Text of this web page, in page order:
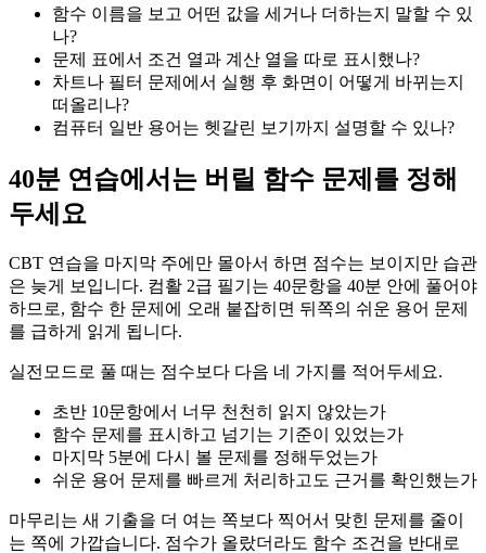
함수 이름을 보고 어떤 값을 세거나 더하는지 말할 수 있
나?
문제 표에서 조건 열과 계산 열을 따로 표시했나?
차트나 필터 문제에서 실행 후 화면이 어떻게 바뀌는지
떠올리나?
컴퓨터 일반 용어는 헷갈린 보기까지 설명할 수 있나?
40분 연습에서는 버릴 함수 문제를 정해
두세요
CBT 연습을 마지막 주에만 몰아서 하면 점수는 보이지만 습관
은 늦게 보입니다. 컴활 2급 필기는 40문항을 40분 안에 풀어야
하므로, 함수 한 문제에 오래 붙잡히면 뒤쪽의 쉬운 용어 문제
를 급하게 읽게 됩니다.
실전모드로 풀 때는 점수보다 다음 네 가지를 적어두세요.
초반 10문항에서 너무 천천히 읽지 않았는가
함수 문제를 표시하고 넘기는 기준이 있었는가
마지막 5분에 다시 볼 문제를 정해두었는가
쉬운 용어 문제를 빠르게 처리하고도 근거를 확인했는가
마무리는 새 기출을 더 여는 쪽보다 찍어서 맞힌 문제를 줄이
는 쪽에 가깝습니다. 점수가 올랐더라도 함수 조건을 반대로